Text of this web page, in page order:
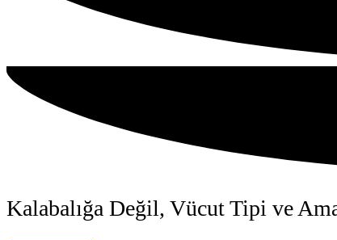
Kalabalığa Değil, Vücut Tipi ve